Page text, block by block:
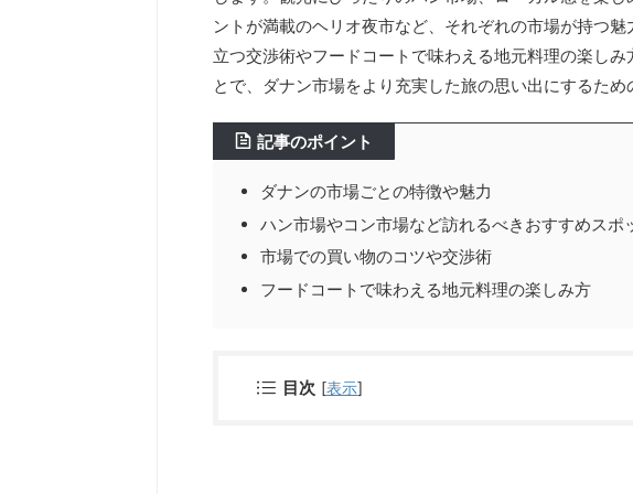
ントが満載のヘリオ夜市など、それぞれの市場が持つ
立つ交渉術やフードコートで味わえる地元料理の楽し
とで、ダナン市場をより充実した旅の思い出にするため
記事のポイント
ダナンの市場ごとの特徴や魅力
ハン市場やコン市場など訪れるべきおすすめスポ
市場での買い物のコツや交渉術
フードコートで味わえる地元料理の楽しみ方
目次 [表示]